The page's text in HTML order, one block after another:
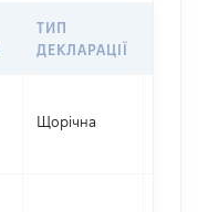
ТИП
ДЕКЛАРАЦІЇ
Щорічна